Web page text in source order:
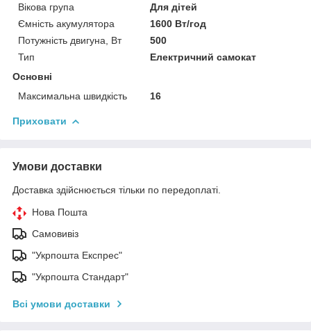
Вікова група
Для дітей
Ємність акумулятора
1600 Вт/год
Потужність двигуна, Вт
500
Тип
Електричний самокат
Основні
Максимальна швидкість
16
Приховати
Умови доставки
Доставка здійснюється тільки по передоплаті.
Нова Пошта
Самовивіз
"Укрпошта Експрес"
"Укрпошта Стандарт"
Всі умови доставки